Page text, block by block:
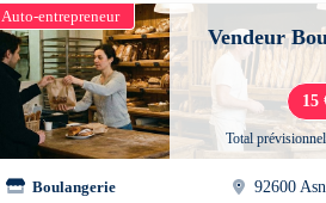
Auto-entrepreneur
Vendeur
15
Total prévisionnel
Boulangerie